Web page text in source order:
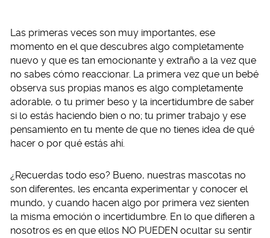
Las primeras veces son muy importantes, ese
momento en el que descubres algo completamente
nuevo y que es tan emocionante y extraño a la vez que
no sabes cómo reaccionar. La primera vez que un bebé
observa sus propias manos es algo completamente
adorable, o tu primer beso y la incertidumbre de saber
si lo estás haciendo bien o no; tu primer trabajo y ese
pensamiento en tu mente de que no tienes idea de qué
hacer o por qué estás ahí.
¿Recuerdas todo eso? Bueno, nuestras mascotas no
son diferentes, les encanta experimentar y conocer el
mundo, y cuando hacen algo por primera vez sienten
la misma emoción o incertidumbre. En lo que difieren a
nosotros es en que ellos NO PUEDEN ocultar su sentir